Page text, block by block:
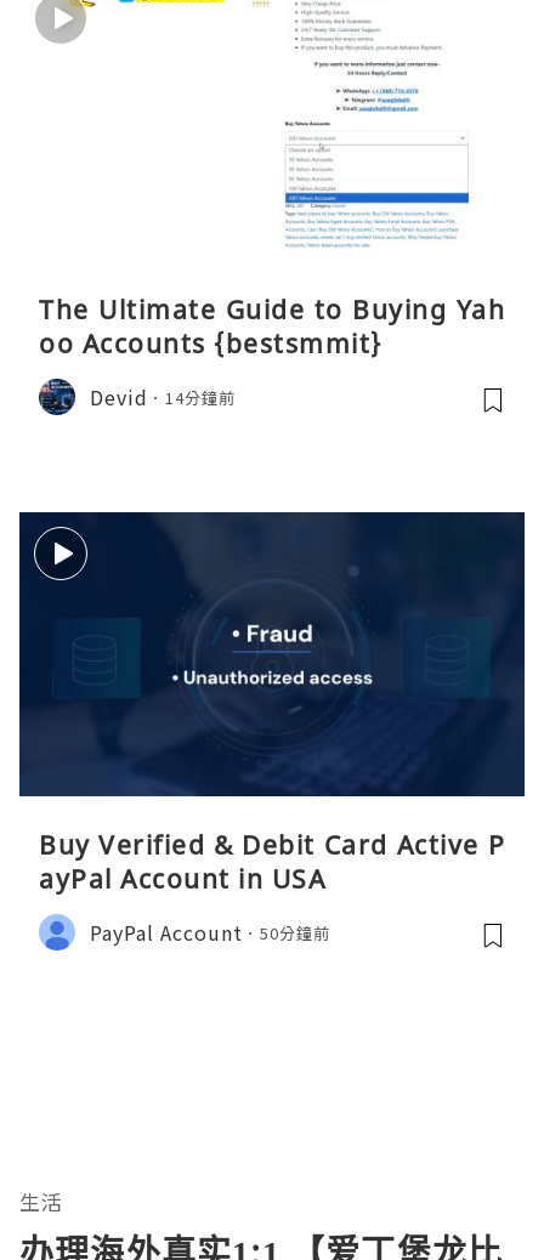
The Ultimate Guide to Buying Yah
oo Accounts {bestsmmit}
Devid 14分鐘前
Buy Verified & Debit Card Active P
ayPal Account in USA
PayPal Account 50分鐘前
生活